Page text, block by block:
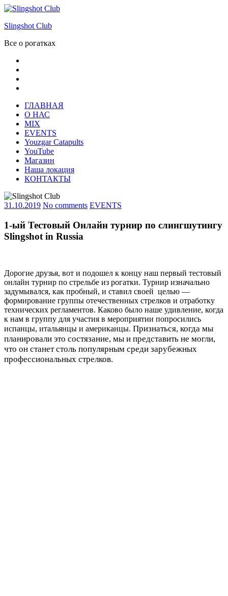
Skip
content
Slingshot Club
Все о рогатках
ГЛАВНАЯ
О НАС
MIX
EVENTS
Youzgar Catapults
YouTube
Магазин
Наша локация
КОНТАКТЫ
31.10.2019 No comments EVENTS
1-ый Тестовый Онлайн турнир по слингшутингу
Slingshot in Russia
Дорогие друзья, вот и подошел к концу наш первый тестовый
онлайн турнир по стрельбе из рогатки. Турнир изначально
задумывался, как пробный, и ставил своей целью —
формирование группы отечественных стрелков и отработку
технических регламентов. Каково было наше удивление, когда
к нам в группу для участия в мероприятии попросились
испанцы, итальянцы и американцы. Признаться, когда мы
планировали это состязание, мы и представить не могли,
что он станет столь популярным среди зарубежных
профессиональных стрелков.